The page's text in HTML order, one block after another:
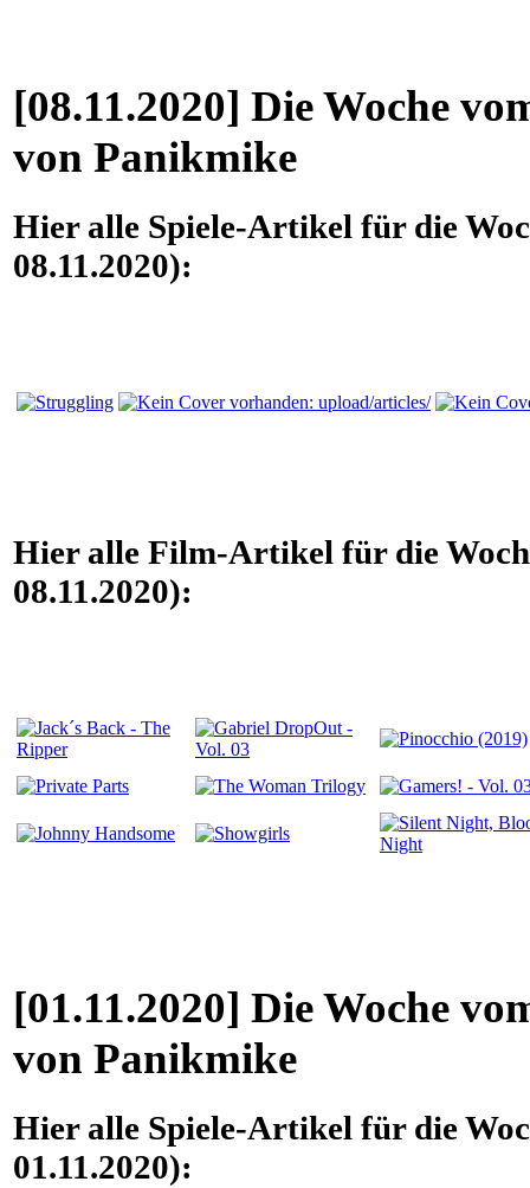
[08.11.2020] Die Woche
von Panikmike
Hier alle Spiele-Artikel für die
08.11.2020):
Hier alle Film-Artikel für die
08.11.2020):
[01.11.2020] Die Woche
von Panikmike
Hier alle Spiele-Artikel für die
01.11.2020):